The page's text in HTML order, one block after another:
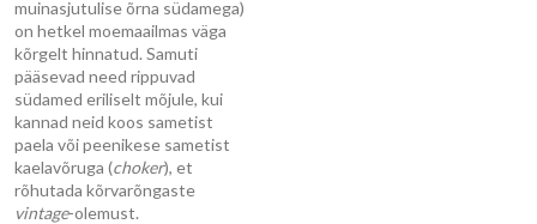
muinasjutulise õrna südamega)
on hetkel moemaailmas väga
kõrgelt hinnatud. Samuti
pääsevad need rippuvad
südamed eriliselt mõjule, kui
kannad neid koos sametist
paela või peenikese sametist
kaelavõruga (choker), et
rõhutada kõrvarõngaste
vintage-olemust.